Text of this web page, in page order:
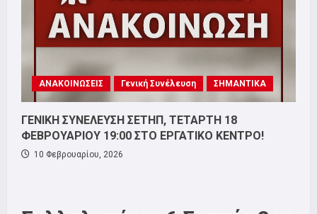
ΑΝΑΚΟΙΝΩΣΕΙΣ Γενική Συνέλευση ΣΗΜΑΝΤΙΚΑ
ΓΕΝΙΚΗ ΣΥΝΕΛΕΥΣΗ ΣΕΤΗΠ, ΤΕΤΑΡΤΗ 18
ΦΕΒΡΟΥΑΡΙΟΥ 19:00 ΣΤΟ ΕΡΓΑΤΙΚΟ ΚΕΝΤΡΟ!
10 Φεβρουαρίου, 2026